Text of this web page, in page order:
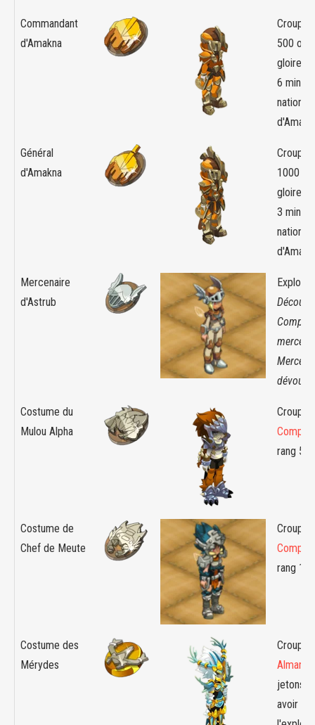
Commandant
d'Amakna
500
gloire +
6
nation
Général
d'Amakna
1000
gloire +
3
nation
Mercenaire
d'Astrub
Exploit :
dévoué
Costume du
Mulou Alpha
rang 5
Costume de
Chef de Meute
rang 10
Costume des
Mérydes
Croupier
Almanax
jetons
avoir